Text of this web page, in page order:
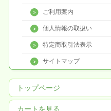
ご利用案内
個人情報の取扱い
特定商取引法表示
サイトマップ
トップページ
カートを見る